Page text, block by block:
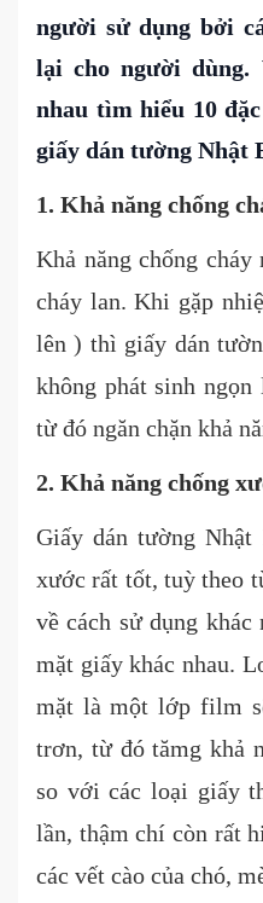
người sử dụng bởi
lại cho người dùng.
nhau tìm hiểu 10
giấy dán tường Nhật
1. Khả năng chống
Khả năng chống cháy
cháy lan. Khi gặp
lên ) thì giấy dán
không phát sinh
từ đó ngăn chặn khả
2. Khả năng chống
Giấy dán tường Nhật
xước rất tốt, tuỳ theo
về cách sử dụng khác
mặt giấy khác nhau.
mặt là một lớp film
trơn, từ đó tămg khả
so với các loại giấy
lần, thậm chí còn rất
các vết cào của chó,